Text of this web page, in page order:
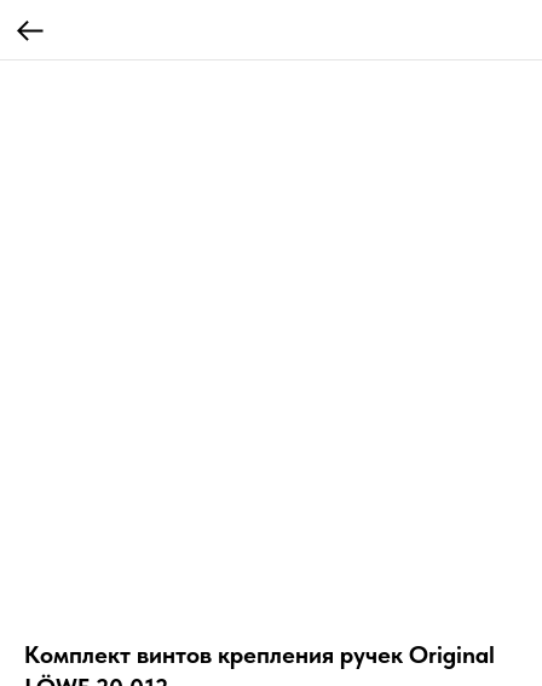
Комплект винтов крепления ручек Original